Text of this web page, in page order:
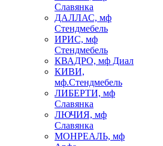
Славянка
ДАЛЛАС, мф
Стендмебель
ИРИС, мф
Стендмебель
КВАДРО, мф Диал
КИВИ,
мф.Стендмебель
ЛИБЕРТИ, мф
Славянка
ЛЮЧИЯ, мф
Славянка
МОНРЕАЛЬ, мф